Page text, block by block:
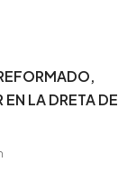
LA DRETA DE